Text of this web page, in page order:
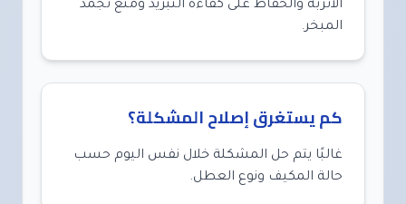
الأتربة والحفاظ على كفاءة التبريد ومنع تجمد
المبخر.
كم يستغرق إصلاح المشكلة؟
غالبًا يتم حل المشكلة خلال نفس اليوم حسب
حالة المكيف ونوع العطل.